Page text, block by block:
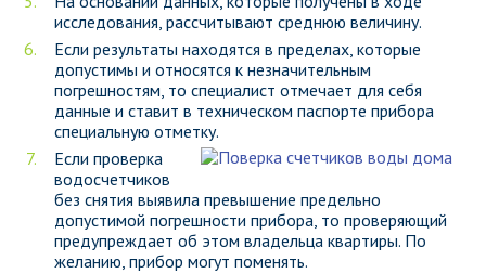
исследования, рассчитывают среднюю величину.
Если результаты находятся в пределах, которые
допустимы и относятся к незначительным
погрешностям, то специалист отмечает для себя
данные и ставит в техническом паспорте прибора
специальную отметку.
Если проверка
водосчетчиков
без снятия выявила превышение предельно
допустимой погрешности прибора, то проверяющий
предупреждает об этом владельца квартиры. По
желанию, прибор могут поменять.